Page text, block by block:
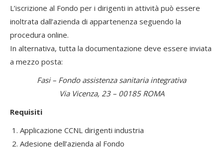
L’iscrizione al Fondo per i dirigenti in attività può essere
inoltrata dall’azienda di appartenenza seguendo la
procedura online.
In alternativa, tutta la documentazione deve essere inviata
a mezzo posta:
Fasi – Fondo assistenza sanitaria integrativa
Via Vicenza, 23 – 00185 ROMA
Requisiti
Applicazione CCNL dirigenti industria
Adesione dell’azienda al Fondo